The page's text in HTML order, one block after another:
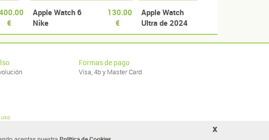
€
Apple Watch 6
Nike
130.00
€
Apple Watch
Ultra de 2024
Gris
Formas de pago
Visa, 4b y Master Card
x